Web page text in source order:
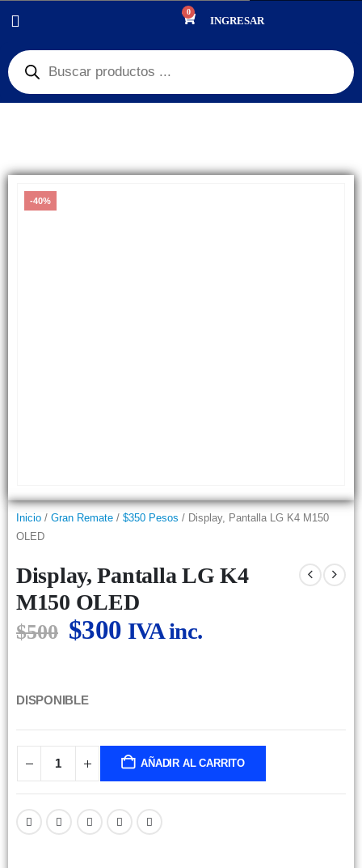
0
INGRESAR
$350 PESOS
DISPLAY, PANTALLA LG K4 M150 OLED
-40%
Inicio / Gran Remate / $350 Pesos / Display, Pantalla LG K4 M150
OLED
Display, Pantalla LG K4
M150 OLED
$500 $300 IVA inc.
DISPONIBLE
AÑADIR AL CARRITO